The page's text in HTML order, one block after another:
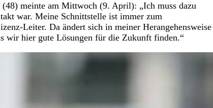
(48) meinte am Mittwoch (9. April): „Ich muss dazu
war. Meine Schnittstelle ist immer zum
Leiter. Da ändert sich in meiner Herangehensweise
wir hier gute Lösungen für die Zukunft finden.“